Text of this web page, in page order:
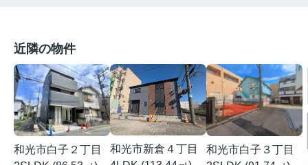
近隣の物件
和光市白子２丁目
和光市新倉４丁目
和光市白子３丁目